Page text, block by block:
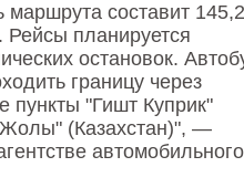
составит
планируется
остановок.
границу через
пункты "Гишт Куприк"
(Казахстан)", —